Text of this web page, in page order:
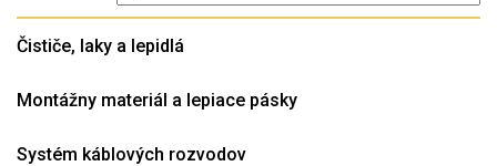
Čističe, laky a lepidlá
Montážny materiál a lepiace pásky
Systém káblových rozvodov